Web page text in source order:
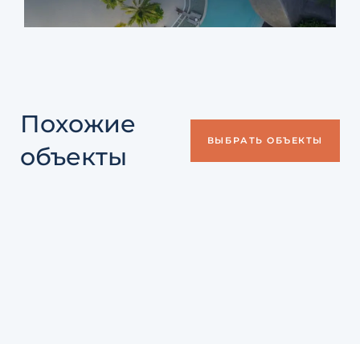
Похожие
объекты
ВЫБРАТЬ ОБЪЕКТЫ